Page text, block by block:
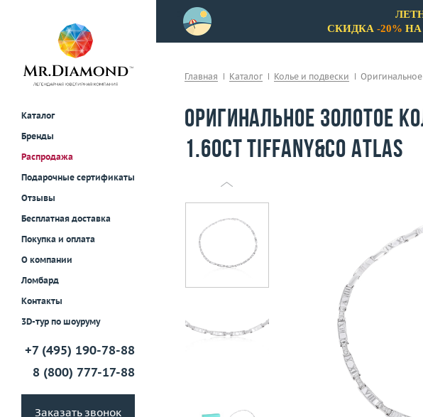
Каталог
Бренды
Распродажа
Подарочные сертификаты
Отзывы
Бесплатная доставка
Покупка и оплата
О компании
Ломбард
Контакты
3D-тур по шоуруму
+7 (495) 190-78-88
8 (800) 777-17-88
Заказать звонок
примерки!
СКИДКА -20% НА
Главная Каталог Колье и подвески
Оригинальное золотое
1.60ct Tiffany&Co Atlas